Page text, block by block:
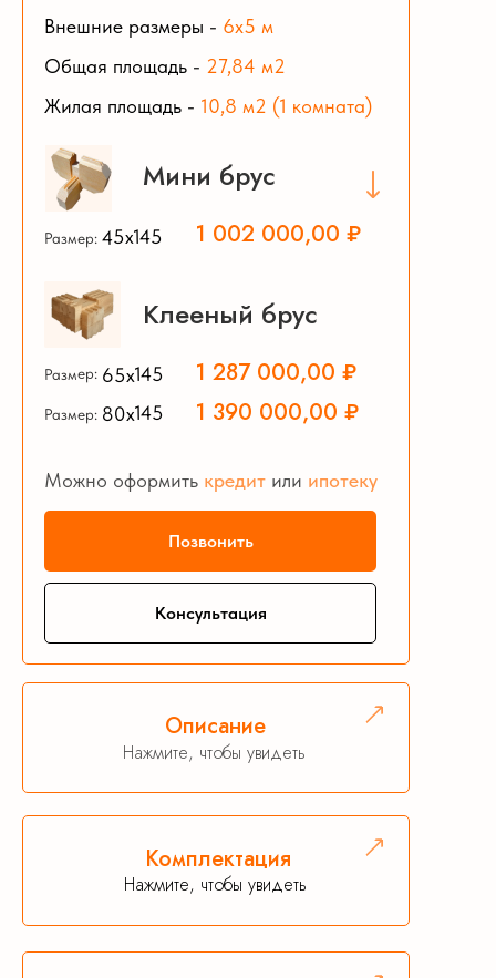
Позвонить
Консультация
Размер: 45х145
Внешние размеры - 6х5 м
Общая площадь - 27,84 м2
1 002 000,00 ₽
Размер: 65х145 1 287 000,00 ₽
Размер: 80х145 1 390 000,00 ₽
Мини брус
Клееный брус
Можно оформить кредит или ипотеку
Жилая площадь - 10,8 м2 (1 комната)
Описание
Нажмите, чтобы увидеть
Комплектация
Нажмите, чтобы увидеть